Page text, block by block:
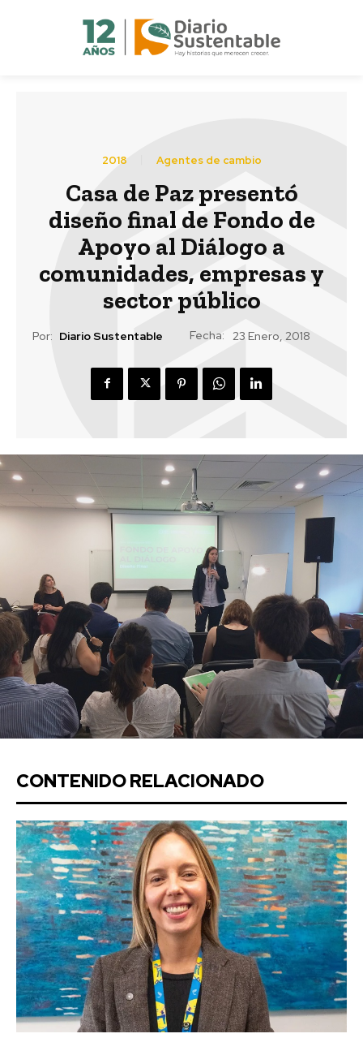
2018 Agentes de cambio
Casa de Paz presentó
diseño final de Fondo de
Apoyo al Diálogo a
comunidades, empresas y
sector público
Por: Diario Sustentable Fecha: 23 Enero, 2018
CONTENIDO RELACIONADO